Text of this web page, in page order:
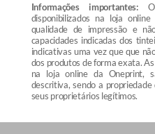
Informações importantes:
disponibilizados na loja
qualidade de impressão e
capacidades indicadas dos
indicativas uma vez que que
dos produtos de forma exata.
na loja online da Oneprint,
descritiva, sendo a
seus proprietários legítimos.